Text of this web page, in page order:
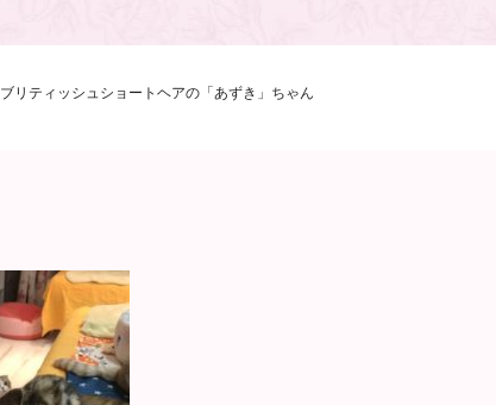
ブリティッシュショートヘアの「あずき」ちゃん